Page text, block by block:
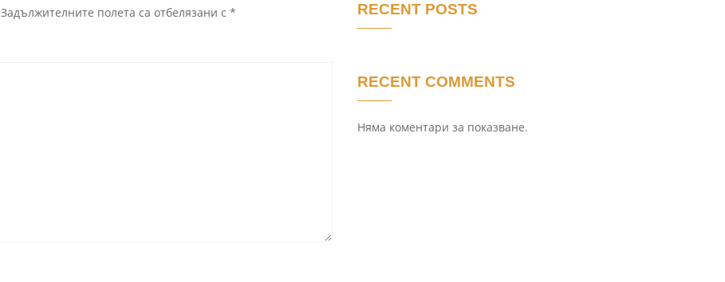
Задължителните полета са отбелязани с * RECENT POSTS
RECENT COMMENTS
Няма коментари за показване.